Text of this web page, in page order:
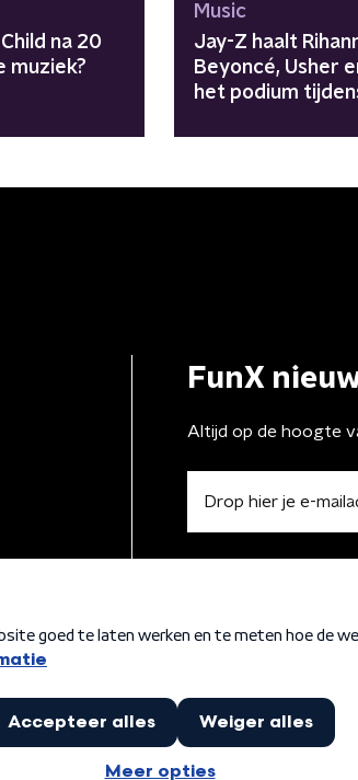
na 20
muziek?
Music
Jay-Z haalt
Beyoncé, Usher
het podium
meegenomen"
FunX
Altijd op de hoogte